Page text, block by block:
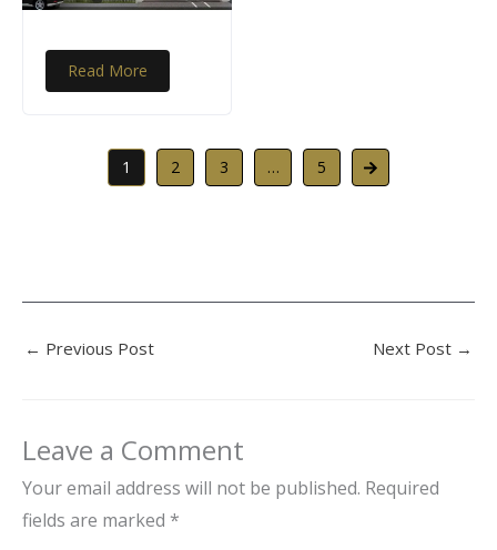
Read More
1 2 3 … 5
← Previous Post Next Post →
Leave a Comment
Your email address will not be published. Required
fields are marked *